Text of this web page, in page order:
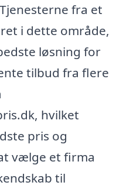
fra et
i dette område,
løsning for
tilbud fra flere
hvilket
pris og
vælge et firma
til